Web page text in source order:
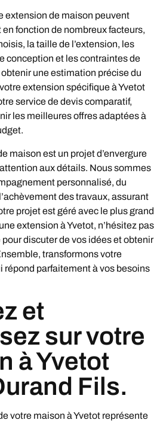
extension de maison peuvent
fonction de nombreux facteurs,
la taille de l’extension, les
conception et les contraintes de
une estimation précise du
extension spécifique à Yvetot
service de devis comparatif,
les meilleures offres adaptées à
maison est un projet d’envergure
aux détails. Nous sommes
personnalisé, du
des travaux, assurant
projet est géré avec le plus grand
extension à Yvetot, n’hésitez pas
discuter de vos idées et obtenir
transformons votre
répond parfaitement à vos besoins
et
sur votre
à Yvetot
Fils.
votre maison à Yvetot représente